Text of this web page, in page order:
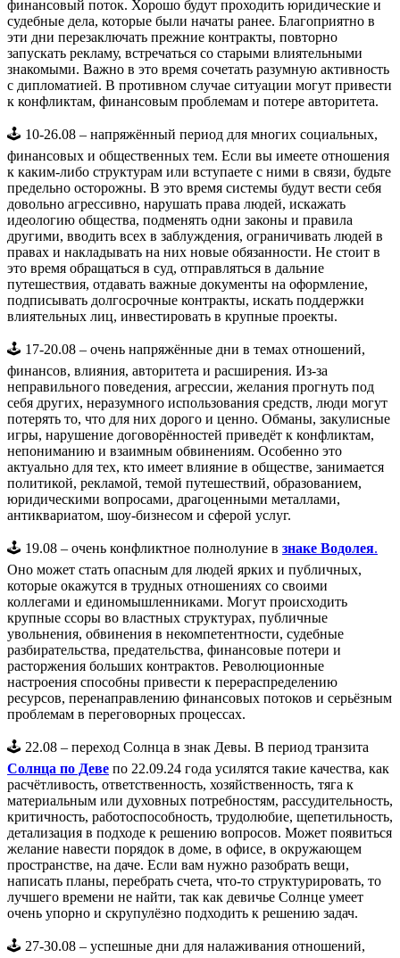
финансовый поток. Хорошо будут проходить юридические и
судебные дела, которые были начаты ранее. Благоприятно в
эти дни перезаключать прежние контракты, повторно
запускать рекламу, встречаться со старыми влиятельными
знакомыми. Важно в это время сочетать разумную активность
с дипломатией. В противном случае ситуации могут привести
к конфликтам, финансовым проблемам и потере авторитета.
🕹️ 10-26.08 – напряжённый период для многих социальных,
финансовых и общественных тем. Если вы имеете отношения
к каким-либо структурам или вступаете с ними в связи, будьте
предельно осторожны. В это время системы будут вести себя
довольно агрессивно, нарушать права людей, искажать
идеологию общества, подменять одни законы и правила
другими, вводить всех в заблуждения, ограничивать людей в
правах и накладывать на них новые обязанности. Не стоит в
это время обращаться в суд, отправляться в дальние
путешествия, отдавать важные документы на оформление,
подписывать долгосрочные контракты, искать поддержки
влиятельных лиц, инвестировать в крупные проекты.
🕹️ 17-20.08 – очень напряжённые дни в темах отношений,
финансов, влияния, авторитета и расширения. Из-за
неправильного поведения, агрессии, желания прогнуть под
себя других, неразумного использования средств, люди могут
потерять то, что для них дорого и ценно. Обманы, закулисные
игры, нарушение договорённостей приведёт к конфликтам,
непониманию и взаимным обвинениям. Особенно это
актуально для тех, кто имеет влияние в обществе, занимается
политикой, рекламой, темой путешествий, образованием,
юридическими вопросами, драгоценными металлами,
антиквариатом, шоу-бизнесом и сферой услуг.
🕹️ 19.08 – очень конфликтное полнолуние в знаке Водолея.
Оно может стать опасным для людей ярких и публичных,
которые окажутся в трудных отношениях со своими
коллегами и единомышленниками. Могут происходить
крупные ссоры во властных структурах, публичные
увольнения, обвинения в некомпетентности, судебные
разбирательства, предательства, финансовые потери и
расторжения больших контрактов. Революционные
настроения способны привести к перераспределению
ресурсов, перенаправлению финансовых потоков и серьёзным
проблемам в переговорных процессах.
🕹️ 22.08 – переход Солнца в знак Девы. В период транзита
Солнца по Деве по 22.09.24 года усилятся такие качества, как
расчётливость, ответственность, хозяйственность, тяга к
материальным или духовных потребностям, рассудительность,
критичность, работоспособность, трудолюбие, щепетильность,
детализация в подходе к решению вопросов. Может появиться
желание навести порядок в доме, в офисе, в окружающем
пространстве, на даче. Если вам нужно разобрать вещи,
написать планы, перебрать счета, что-то структурировать, то
лучшего времени не найти, так как девичье Солнце умеет
очень упорно и скрупулёзно подходить к решению задач.
🕹️ 27-30.08 – успешные дни для налаживания отношений,